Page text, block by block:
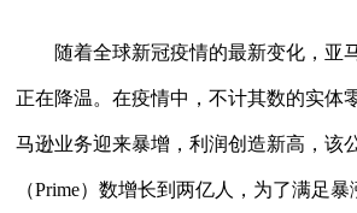
随着全球新冠疫情的最新变化，亚
正在降温。在疫情中，不计其数的实体
马逊业务迎来暴增，利润创造新高，该
（Prime）数增长到两亿人，为了满足